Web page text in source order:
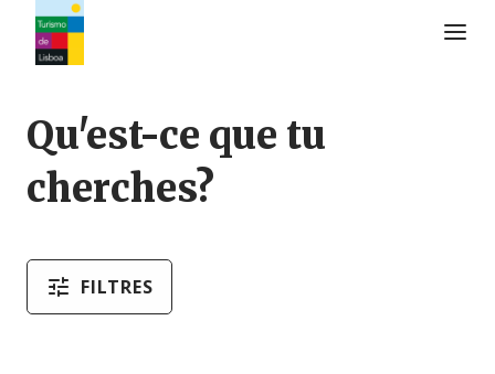
Qu'est-ce que tu
cherches?
FILTRES